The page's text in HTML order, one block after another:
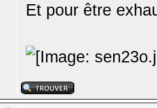
Et pour être